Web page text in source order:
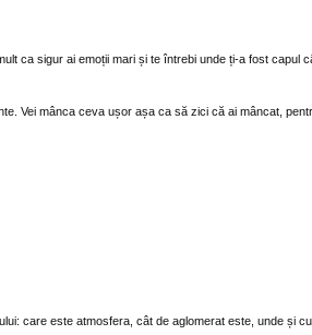
ca sigur ai emoții mari și te întrebi unde ți-a fost capul
Vei mânca ceva ușor așa ca să zici că ai mâncat,
care este atmosfera, cât de aglomerat este, unde și